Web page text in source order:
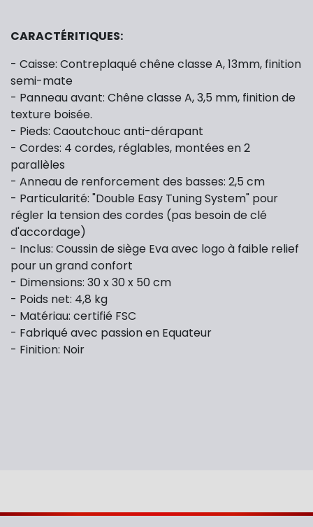
CARACTÉRITIQUES:
- Caisse: Contreplaqué chêne classe A, 13mm, finition
semi-mate
- Panneau avant: Chêne classe A, 3,5 mm, finition de
texture boisée.
- Pieds: Caoutchouc anti-dérapant
- Cordes: 4 cordes, réglables, montées en 2
parallèles
- Anneau de renforcement des basses: 2,5 cm
- Particularité: "Double Easy Tuning System" pour
régler la tension des cordes (pas besoin de clé
d'accordage)
- Inclus: Coussin de siège Eva avec logo à faible relief
pour un grand confort
- Dimensions: 30 x 30 x 50 cm
- Poids net: 4,8 kg
- Matériau: certifié FSC
- Fabriqué avec passion en Equateur
- Finition: Noir